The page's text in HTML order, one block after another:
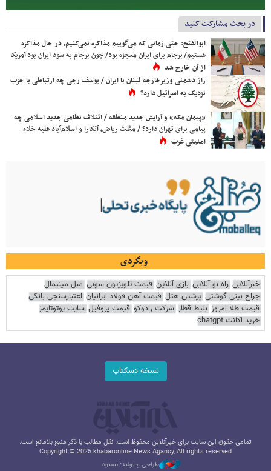
در بحث مشارکت کنید
ابوالفتح: حتی زمانی که می‌گوییم مذاکره نمی‌کنیم، در حال مذاکره
هستیم/ برجام برای ایران معجزه بود/ چون برجام به سود ایران بود آمریکا
از آن خارج شد
راز دشمنی وزیرخارجه لبنان با ایران / یوسف رجی چه ارتباطی با حزب
نزدیک به اسرائیل دارد؟
«پیمان مکه» و آرایش جدید منطقه / ائتلاف نظامی جدید اسلامی چه
پیامی برای تهران دارد؟ / مثلث ریاض، آنکارا و اسلام‌آباد علیه خلاء
امنیتی غرب
وبگردی
خبرآنلاین راه نو آنلاین بازی آنلاین قیمت تلویزیون سونی مبل مینیمال
جراح بینی گوشتی پرشین هتل قیمت آهن فولاد ایرانیان اعتبارسنجی بانکی
قیمت طلا امروز بلیط قطار شرکت رادوکو قیمت پروفیل سایت یوتوتایمز
خرید اکانت chatgpt
نسخه دسکتاپ
تمامی حقوق این سایت برای خبرآنلاین محفوظ است. نقل مطالب با ذکر منبع بلامانع است.
Copyright © 2025 khabaronline News Agancy, All rights reserved
طراحی و تولید: نستوه